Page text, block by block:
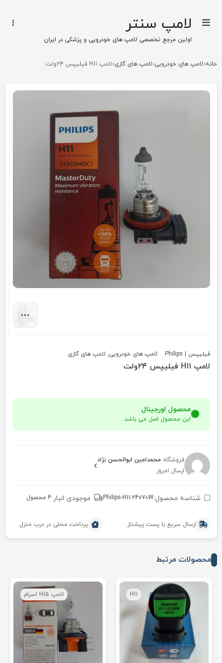
لامپ سنتر
اولین مرجع تخصصی لامپ های خودرویی و پزشکی در ایران
خانه لامپ های خودرویی لامپ های گازی لامپ H11 فیلیپس ۲۴ولت
فیلیپس | Philips لامپ های خودرویی, لامپ های گازی
لامپ H11 فیلیپس ۲۴ولت
محصول اورجینال
این محصول اصل می باشد.
فروشگاه محمدامین ابوالحسن نژاد
ارسال امروز
شناسه محصول:Philips-H11-24v70W موجودی انبار:4 محصول
ارسال سریع با پست پیشتاز پرداخت محلی در درب منزل
محصولات مرتبط
H11 لامپ H15 اسرام